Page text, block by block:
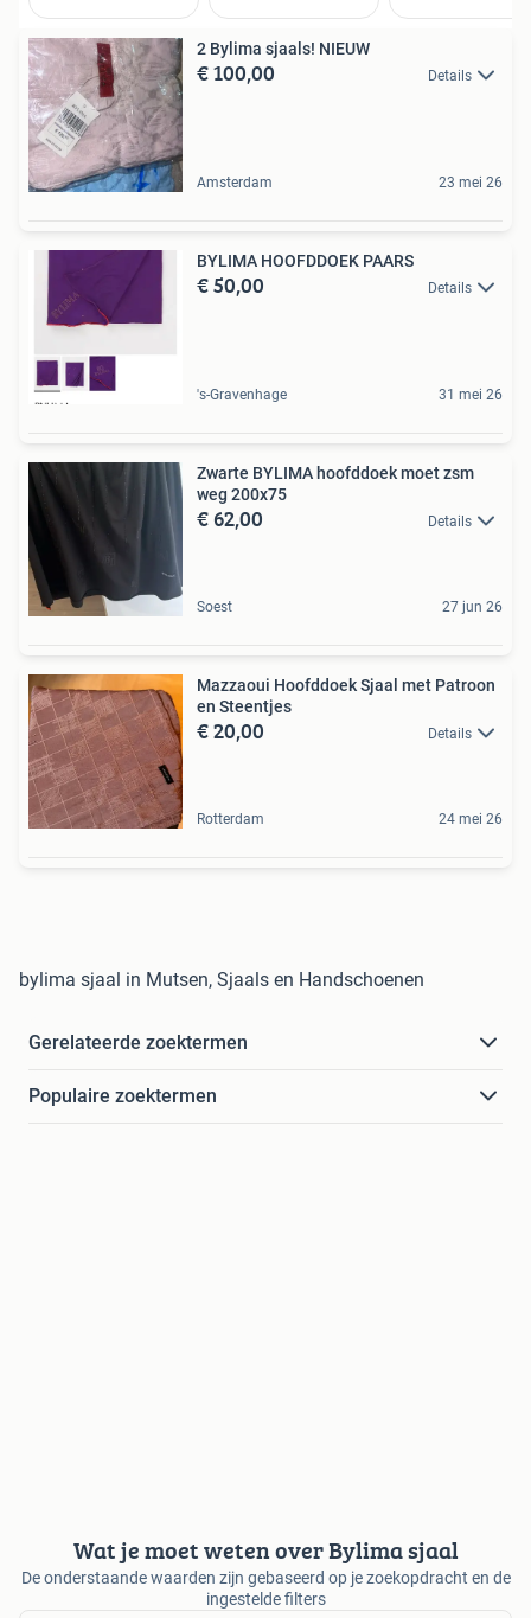
2 Bylima sjaals! NIEUW
€ 100,00 Details
Amsterdam 23 mei 26
BYLIMA HOOFDDOEK PAARS
€ 50,00 Details
's-Gravenhage 31 mei 26
Zwarte BYLIMA hoofddoek moet zsm
weg 200x75
€ 62,00 Details
Soest 27 jun 26
Mazzaoui Hoofddoek Sjaal met Patroon
en Steentjes
€ 20,00 Details
Rotterdam 24 mei 26
bylima sjaal in Mutsen, Sjaals en Handschoenen
Gerelateerde zoektermen
Populaire zoektermen
Wat je moet weten over Bylima sjaal
De onderstaande waarden zijn gebaseerd op je zoekopdracht en de
ingestelde filters